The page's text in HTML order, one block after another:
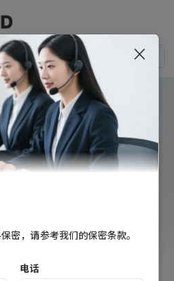
>手机适配器>
配器
×
密，请参考我们的保密条款。
电话